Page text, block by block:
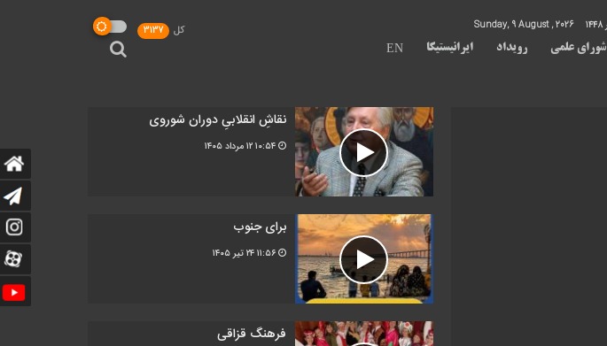
شورای علمی رویداد ایرانیستیکا EN
کل 3137
نقاشِ انقلابیِ دوران شوروی
۱۰:۵۴ ۱۲ مرداد ۱۴۰۵
برای جنوب
۱۱:۵۶ ۲۴ تیر ۱۴۰۵
فرهنگ قزاقی